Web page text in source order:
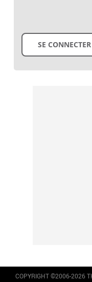
COPYRIGHT ©2006-2026